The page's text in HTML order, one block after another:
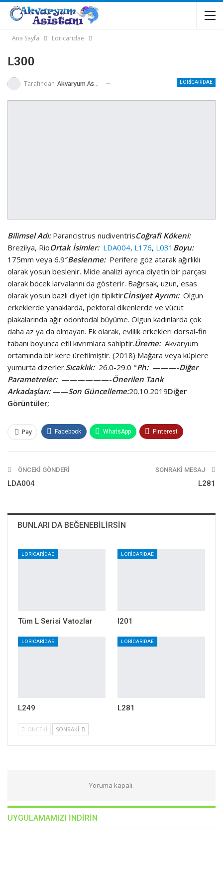
Ana Sayfa Loricaridae
L300
LORICARIDAE
Tarafından Akvaryum Asistanı
Bilimsel Adı:Parancistrus nudiventrisCoğrafi Kökeni:
Brezilya, RioOrtak İsimler: LDA004, L176, L031 Boyu:
175mm veya 6.9″Beslenme:Perifere göz atarak ağırlıklı
olarak yosun beslenir. Mide analizi ayrıca diyetin bir parçası
olarak böcek larvalarını da gösterir. Bağırsak, uzun, esas
olarak yosun bazlı diyet için tipiktirCİnsiyet Ayrımı:Olgun
erkeklerde yanaklarda, pektoral dikenlerde ve vücut
plakalarında ağır odontodal büyüme. Olgun kadınlarda çok
daha az ya da olmayan. Ek olarak, evlilik erkekleri dorsal-fin
tabanı boyunca etli kıvrımlara sahiptir.Üreme:Akvaryum
ortamında bir kere üretilmiştir. (2018) Mağara veya küplere
yumurta dizerler.Sıcaklık:26.0-29.0 °Ph:———-Diğer
Parametreler:——————-Önerilen Tank
Arkadaşları:——Son Güncelleme:20.10.2019Diğer
Görüntüler;
Pay Facebook WhatsApp Pinterest
ÖNCEKI GÖNDERI
LDA004
SONRAKI MESAJ
L281
BUNLARI DA BEĞENEBILIRSIN
LORICARIDAE
Tüm L Serisi Vatozlar
LORICARIDAE
l201
LORICARIDAE
L249
LORICARIDAE
L281
ÖNCEKI SONRAKI
Yoruma kapalı.
UYGULAMAMIZI INDIRIN